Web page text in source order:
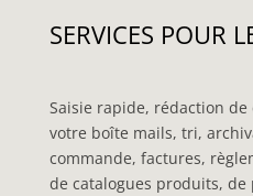
SERVICES POUR
Saisie rapide, rédaction
votre boîte mails, tri,
commande, factures,
de catalogues produits,